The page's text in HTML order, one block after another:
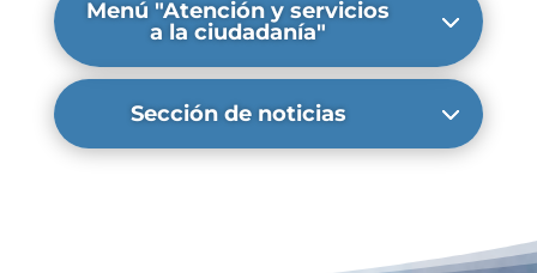
Menú "Atención y servicios
a la ciudadanía"
Sección de noticias